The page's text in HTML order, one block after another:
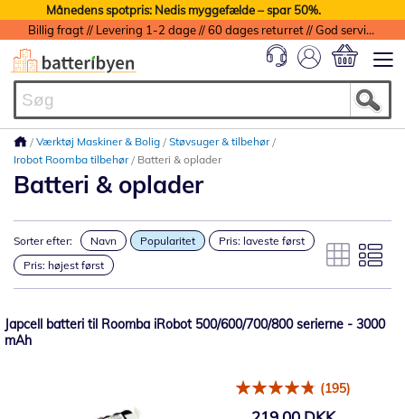
Månedens spotpris: Nedis myggefælde – spar 50%.
Billig fragt // Levering 1-2 dage // 60 dages returret // God service med garanti
Værktøj Maskiner & Bolig
Støvsuger & tilbehør
Irobot Roomba tilbehør
Batteri & oplader
Batteri & oplader
Sorter efter: Navn Popularitet
Pris: laveste først
Pris: højest først
Japcell batteri til Roomba iRobot 500/600/700/800 serierne - 3000
mAh
(195)